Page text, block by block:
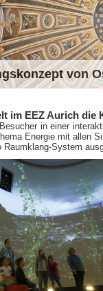
von
im EEZ Aurich die
in einer
Energie mit allen
System